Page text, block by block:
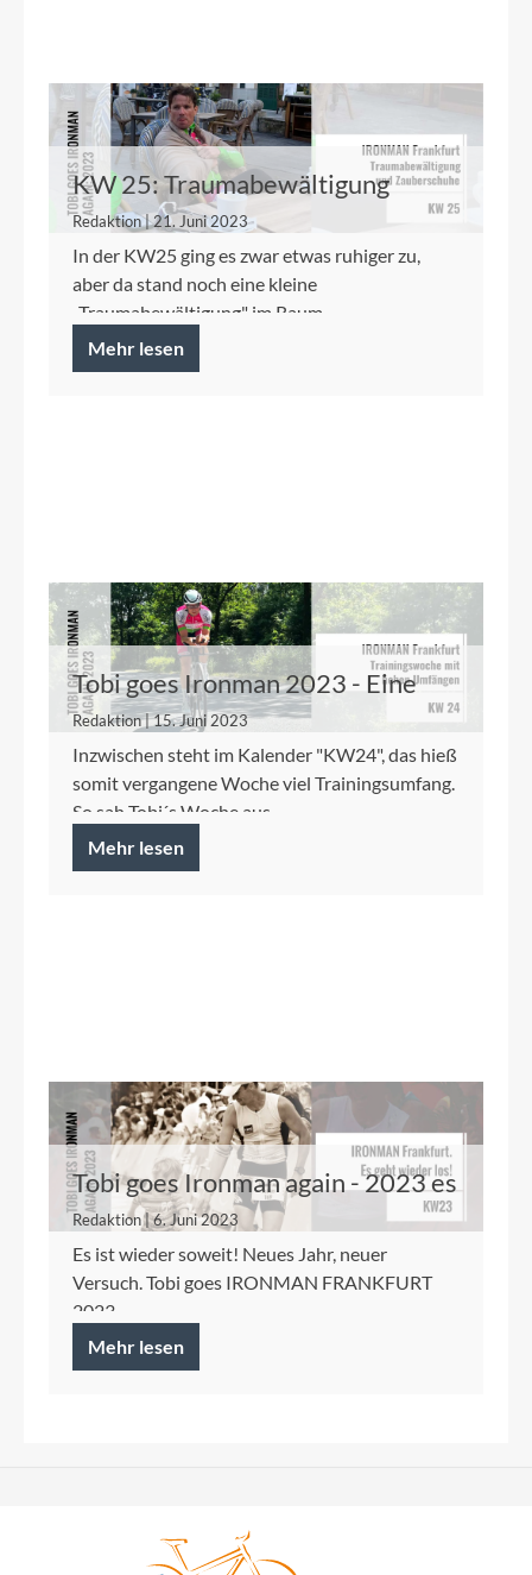
KW 25: Traumabewältigung
Freiwasser, Zauberschuhe und
der Sport allgemein
Redaktion | 21. Juni 2023
In der KW25 ging es zwar etwas ruhiger zu,
aber da stand noch eine kleine
„Traumabewältigung" im Raum.
Mehr lesen
Tobi goes Ironman 2023 - Eine
harte Woche mit hohem
Trainingsumfang
Redaktion | 15. Juni 2023
Inzwischen steht im Kalender "KW24", das hieß
somit vergangene Woche viel Trainingsumfang.
So sah Tobi´s Woche aus.
Mehr lesen
Tobi goes Ironman again - 2023 es
geht wieder los
Redaktion | 6. Juni 2023
Es ist wieder soweit! Neues Jahr, neuer
Versuch. Tobi goes IRONMAN FRANKFURT
2023.
Mehr lesen